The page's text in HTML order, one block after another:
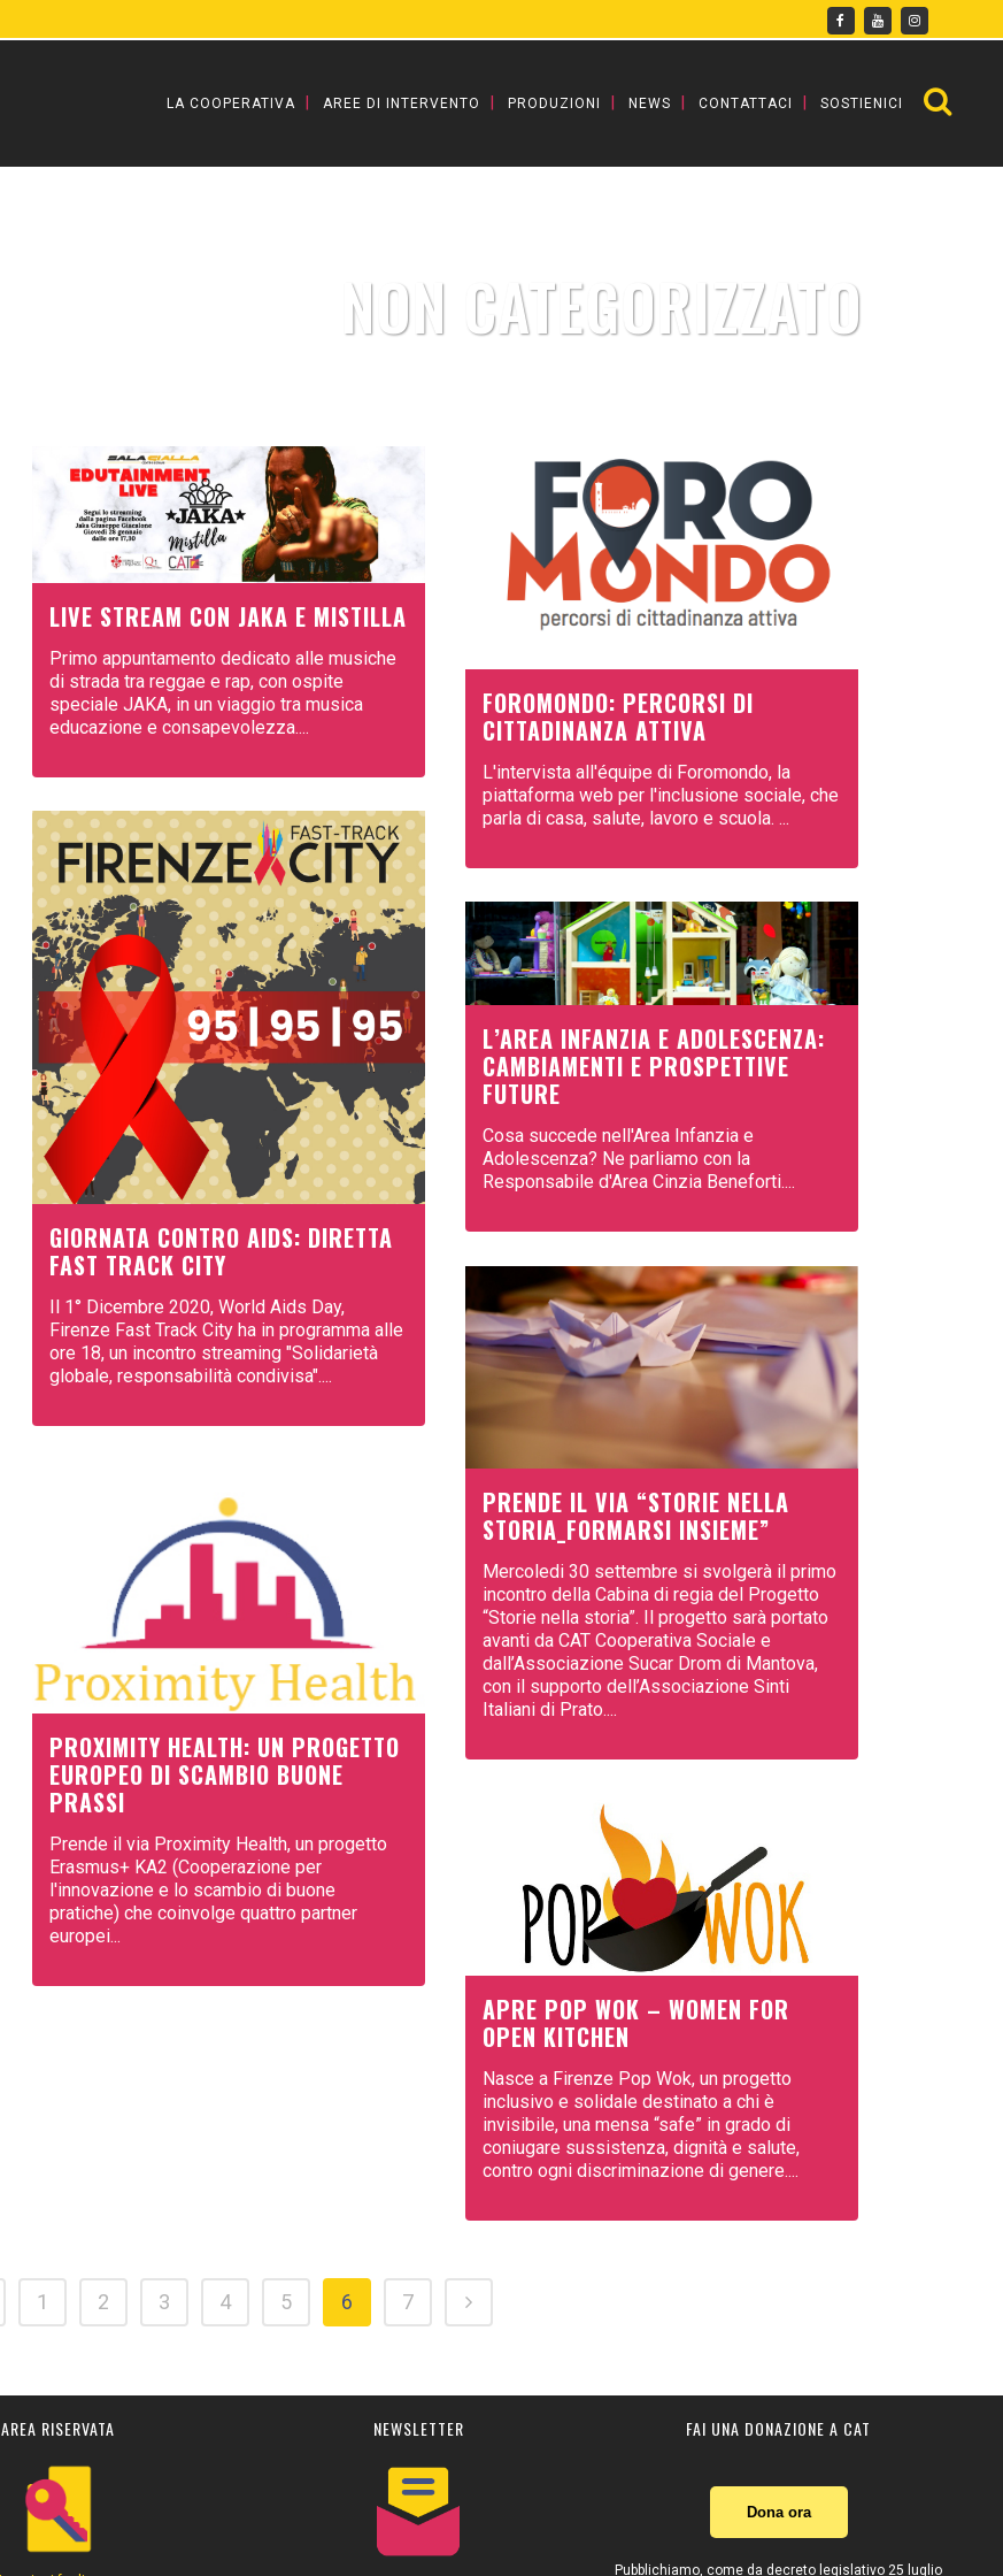
LA COOPERATIVA AREE DI INTERVENTO PRODUZIONI NEWS CONTATTACI SOSTIENICI
NON CATEGORIZZATO
LIVE STREAM CON JAKA E MISTILLA
Primo appuntamento dedicato alle musiche
di strada tra reggae e rap, con ospite
speciale JAKA, in un viaggio tra musica
educazione e consapevolezza....
FOROMONDO: PERCORSI DI
CITTADINANZA ATTIVA
L'intervista all'équipe di Foromondo, la
piattaforma web per l'inclusione sociale, che
parla di casa, salute, lavoro e scuola. ...
GIORNATA CONTRO AIDS: DIRETTA
FAST TRACK CITY
Il 1° Dicembre 2020, World Aids Day,
Firenze Fast Track City ha in programma alle
ore 18, un incontro streaming "Solidarietà
globale, responsabilità condivisa"....
L’AREA INFANZIA E ADOLESCENZA:
CAMBIAMENTI E PROSPETTIVE
FUTURE
Cosa succede nell'Area Infanzia e
Adolescenza? Ne parliamo con la
Responsabile d'Area Cinzia Beneforti....
PRENDE IL VIA “STORIE NELLA
STORIA_FORMARSI INSIEME”
Mercoledi 30 settembre si svolgerà il primo
incontro della Cabina di regia del Progetto
“Storie nella storia”. Il progetto sarà portato
avanti da CAT Cooperativa Sociale e
dall’Associazione Sucar Drom di Mantova,
con il supporto dell’Associazione Sinti
Italiani di Prato....
PROXIMITY HEALTH: UN PROGETTO
EUROPEO DI SCAMBIO BUONE
PRASSI
Prende il via Proximity Health, un progetto
Erasmus+ KA2 (Cooperazione per
l'innovazione e lo scambio di buone
pratiche) che coinvolge quattro partner
europei...
APRE POP WOK – WOMEN FOR
OPEN KITCHEN
Nasce a Firenze Pop Wok, un progetto
inclusivo e solidale destinato a chi è
invisibile, una mensa “safe” in grado di
coniugare sussistenza, dignità e salute,
contro ogni discriminazione di genere....
1 2 3 4 5 6 7
AREA RISERVATA NEWSLETTER FAI UNA DONAZIONE A CAT
Dona ora
Pubblichiamo, come da decreto legislativo 25 luglio